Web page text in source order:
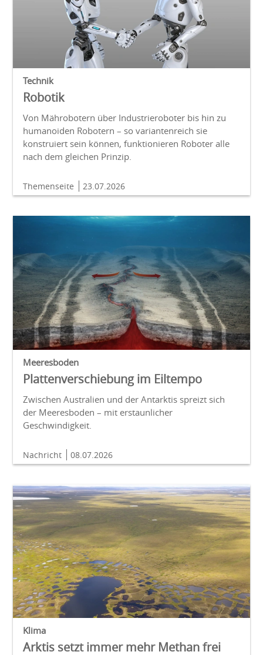
Technik
Robotik
Von Mährobotern über Industrieroboter bis hin zu
humanoiden Robotern – so variantenreich sie
konstruiert sein können, funktionieren Roboter alle
nach dem gleichen Prinzip.
Themenseite 23.07.2026
Meeresboden
Plattenverschiebung im Eiltempo
Zwischen Australien und der Antarktis spreizt sich
der Meeresboden – mit erstaunlicher
Geschwindigkeit.
Nachricht 08.07.2026
Klima
Arktis setzt immer mehr Methan frei